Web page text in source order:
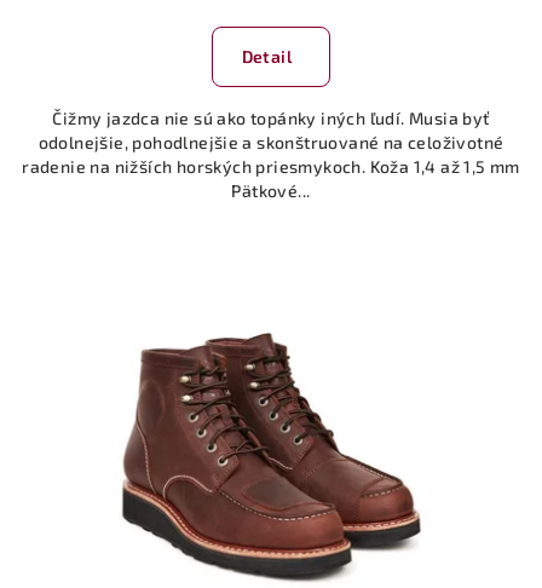
hodnotenie
produktu
z
5
hviezdičiek.
Detail
Čižmy jazdca nie sú ako topánky iných ľudí. Musia byť
odolnejšie, pohodlnejšie a skonštruované na celoživotné
radenie na nižších horských priesmykoch. Koža 1,4 až 1,5 mm
Pätkové...